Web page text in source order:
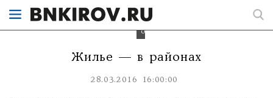
районах
области.
Жилье — в районах
28.03.2016 16:00:00